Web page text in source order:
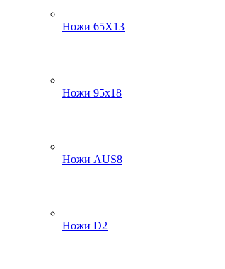
Ножи 65Х13
Ножи 95х18
Ножи AUS8
Ножи D2